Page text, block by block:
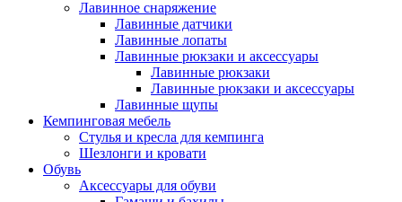
Лавинное снаряжение
Лавинные датчики
Лавинные лопаты
Лавинные рюкзаки и аксессуары
Лавинные рюкзаки
Лавинные рюкзаки и аксессуары
Лавинные щупы
Кемпинговая мебель
Стулья и кресла для кемпинга
Шезлонги и кровати
Обувь
Аксессуары для обуви